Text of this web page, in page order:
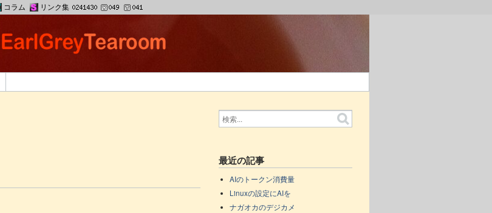
最近の記事
AIのトークン消費量
Linuxの設定にAIを
ナガオカのデジカメ
コラム リンク集